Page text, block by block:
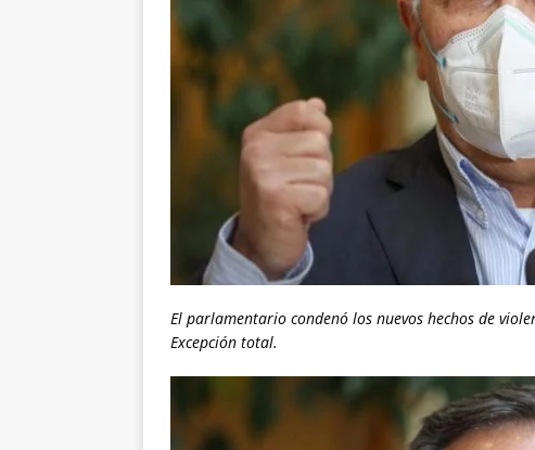
El parlamentario condenó los nuevos hechos de
Excepción total.